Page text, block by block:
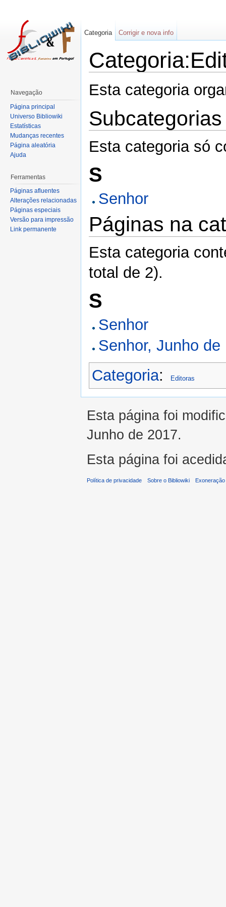
Esta categoria
Subcategorias
Esta categoria só
S
Senhor
Páginas na
Esta categoria
total de 2).
S
Senhor
Senhor, Junho de
Categoria: Editoras
Categoria Corrigir e nova info
Navegação
Página principal
Universo Bibliowiki
Estatísticas
Mudanças recentes
Página aleatória
Ajuda
Ferramentas
Páginas afluentes
Alterações relacionadas
Páginas especiais
Versão para impressão
Link permanente
Esta página foi
Junho de 2017.
Esta página foi
Política de privacidade Sobre o Bibliowiki